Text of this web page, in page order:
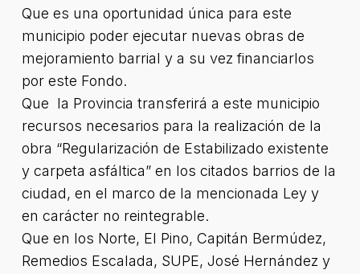
Que es una oportunidad única para este
municipio poder ejecutar nuevas obras de
mejoramiento barrial y a su vez financiarlos
por este Fondo.
Que la Provincia transferirá a este municipio
recursos necesarios para la realización de la
obra “Regularización de Estabilizado existente
y carpeta asfáltica” en los citados barrios de la
ciudad, en el marco de la mencionada Ley y
en carácter no reintegrable.
Que en los Norte, El Pino, Capitán Bermúdez,
Remedios Escalada, SUPE, José Hernández y